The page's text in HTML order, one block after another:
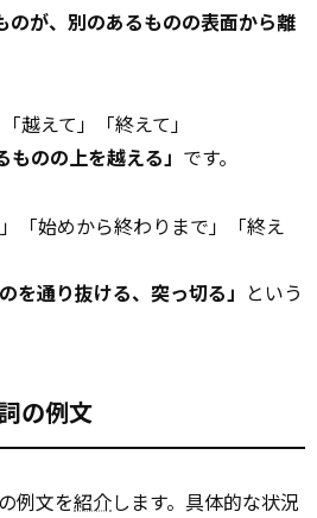
のが、別のあるものの表面から離
越えて」「終えて」
ものの上を越える」 です。
」「始めから終わりまで」「終え
を通り抜ける、突っ切る」 という
の例文
例文を紹介します。具体的な状況